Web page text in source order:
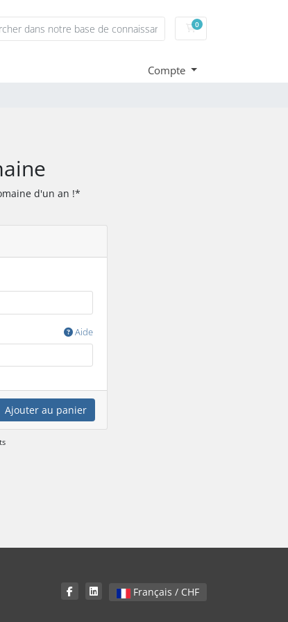
0Panier
Compte
d'un an !*
Aide
Ajouter au panier
Français / CHF